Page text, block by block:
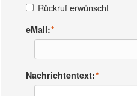
Rückruf erwünscht
eMail:*
Nachrichtentext:*